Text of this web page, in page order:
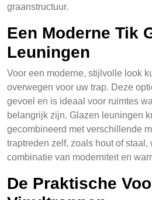
graanstructuur.
Een Moderne Tik
Leuningen
Voor een moderne, stijlvolle look
overwegen voor uw trap. Deze
gevoel en is ideaal voor ruimtes
belangrijk zijn. Glazen leuningen
gecombineerd met verschillende
traptreden zelf, zoals hout of
combinatie van moderniteit en
De Praktische